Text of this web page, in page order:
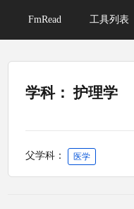
FmRead 工具列表
学科： 护理学
父学科： 医学